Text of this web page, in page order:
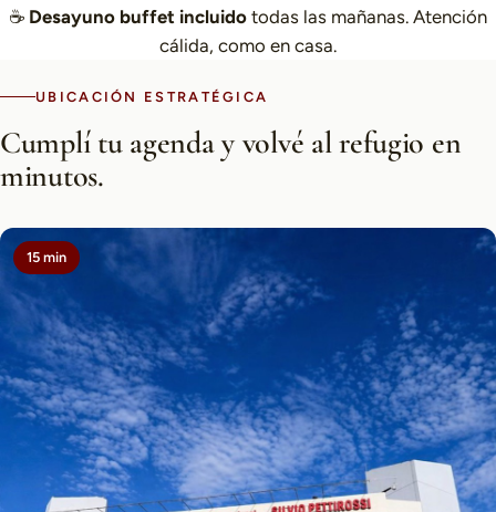
☕ Desayuno buffet incluido todas las mañanas. Atención
cálida, como en casa.
UBICACIÓN ESTRATÉGICA
Cumplí tu agenda y volvé al refugio en
minutos.
15 min